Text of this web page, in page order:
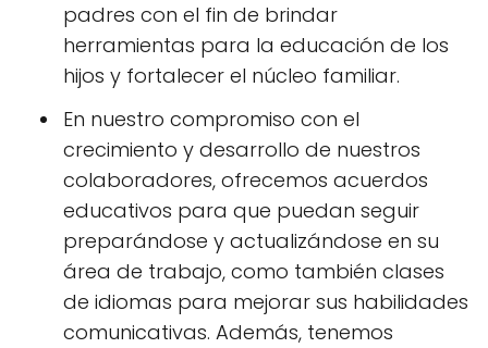
padres con el fin de brindar
herramientas para la educación de los
hijos y fortalecer el núcleo familiar.
En nuestro compromiso con el
crecimiento y desarrollo de nuestros
colaboradores, ofrecemos acuerdos
educativos para que puedan seguir
preparándose y actualizándose en su
área de trabajo, como también clases
de idiomas para mejorar sus habilidades
comunicativas. Además, tenemos